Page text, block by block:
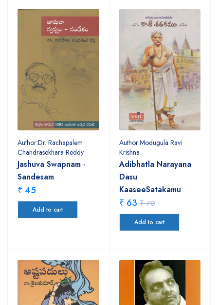
Author:Dr. Rachapalem
Chandrasekhara Reddy
Jashuva Swapnam -
Sandesam
₹ 45
Add to cart
Author:Modugula Ravi
Krishna
Adibhatla Narayana
Dasu
KaaseeSatakamu
₹ 63 ₹ 70
Add to cart